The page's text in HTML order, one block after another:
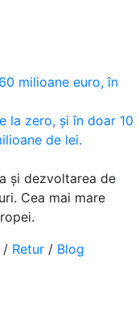
milioane euro, în
la zero, și în doar 10
de lei.
și dezvoltarea de
Cea mai mare
/ Retur / Blog